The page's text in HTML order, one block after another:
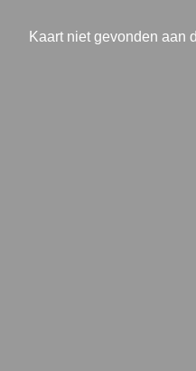
Kaart niet gevonden aan